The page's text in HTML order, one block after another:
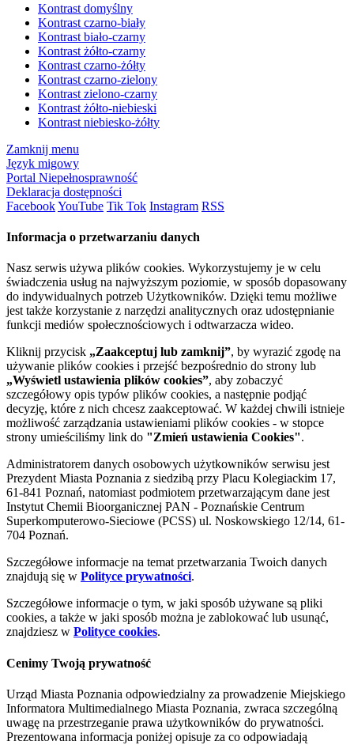
Kontrast domyślny
Kontrast czarno-biały
Kontrast biało-czarny
Kontrast żółto-czarny
Kontrast czarno-żółty
Kontrast czarno-zielony
Kontrast zielono-czarny
Kontrast żółto-niebieski
Kontrast niebiesko-żółty
Zamknij menu
Język migowy
Portal Niepełnosprawność
Deklaracja dostępności
FacebookYouTube Tik Tok Instagram RSS
Informacja o przetwarzaniu danych
Nasz serwis używa plików cookies. Wykorzystujemy je w celu
świadczenia usług na najwyższym poziomie, w sposób dopasowany
do indywidualnych potrzeb Użytkowników. Dzięki temu możliwe
jest także korzystanie z narzędzi analitycznych oraz udostępnianie
funkcji mediów społecznościowych i odtwarzacza wideo.
Kliknij przycisk „Zaakceptuj lub zamknij”, by wyrazić zgodę na
używanie plików cookies i przejść bezpośrednio do strony lub
„Wyświetl ustawienia plików cookies”, aby zobaczyć
szczegółowy opis typów plików cookies, a następnie podjąć
decyzję, które z nich chcesz zaakceptować. W każdej chwili istnieje
możliwość zarządzania ustawieniami plików cookies - w stopce
strony umieściliśmy link do "Zmień ustawienia Cookies".
Administratorem danych osobowych użytkowników serwisu jest
Prezydent Miasta Poznania z siedzibą przy Placu Kolegiackim 17,
61-841 Poznań, natomiast podmiotem przetwarzającym dane jest
Instytut Chemii Bioorganicznej PAN - Poznańskie Centrum
Superkomputerowo-Sieciowe (PCSS) ul. Noskowskiego 12/14, 61-
704 Poznań.
Szczegółowe informacje na temat przetwarzania Twoich danych
znajdują się w Polityce prywatności.
Szczegółowe informacje o tym, w jaki sposób używane są pliki
cookies, a także w jaki sposób można je zablokować lub usunąć,
znajdziesz w Polityce cookies.
Cenimy Twoją prywatność
Urząd Miasta Poznania odpowiedzialny za prowadzenie Miejskiego
Informatora Multimedialnego Miasta Poznania, zwraca szczególną
uwagę na przestrzeganie prawa użytkowników do prywatności.
Prezentowana informacja poniżej opisuje za co odpowiadają